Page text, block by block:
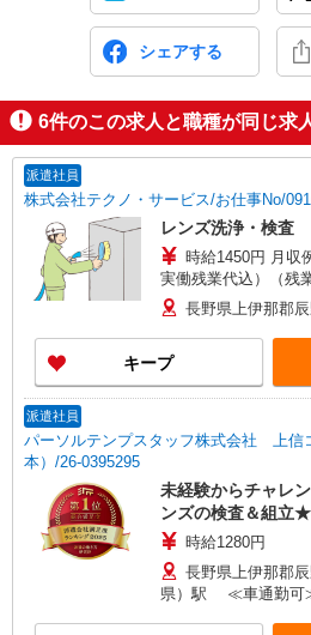
シェアする
6件のこの求人と職種が同じ求
派遣社員
株式会社テクノ・サービス/お仕事No/
レンズ洗浄・検査
時給1450円 月収
実働残業代込）（残
れています）
長野県上伊那郡
キープ
派遣社員
パーソルテンプスタッフ株式会社 上信
本）/26-0395295
未経験からチャレ
ンズの検査＆組立★
時給1280円
長野県上伊那郡
県）駅 ≪車通勤可